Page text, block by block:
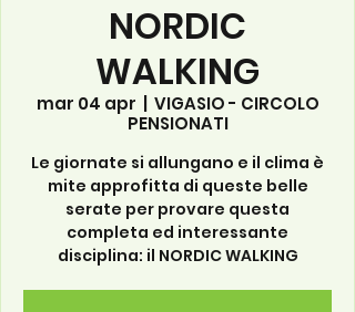
NORDIC
WALKING
mar 04 apr
VIGASIO - CIRCOLO
PENSIONATI
Le giornate si allungano e il clima è
mite approfitta di queste belle
serate per provare questa
completa ed interessante
disciplina: il NORDIC WALKING